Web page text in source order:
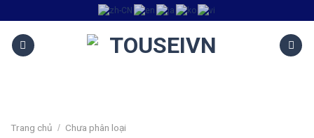
Trang chủ / Chưa phân loại